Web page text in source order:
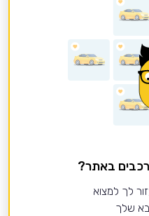
באתר?
לך למצוא
שלך